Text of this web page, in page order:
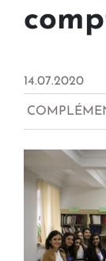
14.07.2020